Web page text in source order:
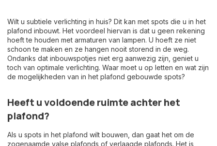
Wilt u subtiele verlichting in huis? Dit kan met spots die u in het
plafond inbouwt. Het voordeel hiervan is dat u geen rekening
hoeft te houden met armaturen van lampen. U hoeft ze niet
schoon te maken en ze hangen nooit storend in de weg.
Ondanks dat inbouwspotjes niet erg aanwezig zijn, geniet u
toch van optimale verlichting. Waar moet u op letten en wat zijn
de mogelijkheden van in het plafond gebouwde spots?
Heeft u voldoende ruimte achter het
plafond?
Als u spots in het plafond wilt bouwen, dan gaat het om de
zogenaamde valse plafonds of verlaagde plafonds. Het is